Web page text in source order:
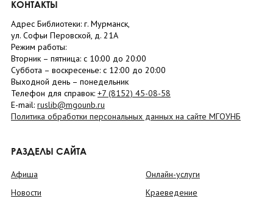
КОНТАКТЫ
Адрес Библиотеки: г. Мурманск,
ул. Софьи Перовской, д. 21А
Режим работы:
Вторник – пятница: с 10:00 до 20:00
Суббота – воскресенье: c 12:00 до 20:00
Выходной день – понедельник
Телефон для справок: +7 (8152) 45-08-58
E-mail: ruslib@mgounb.ru
Политика обработки персональных данных на сайте МГОУНБ
РАЗДЕЛЫ САЙТА
Афиша
Новости
Онлайн-услуги
Краеведение